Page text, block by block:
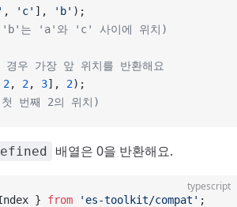
, 'c' ], 'b' );
는 'a'와 'c' 사이에 위치)
우 가장 앞 위치를 반환해요
2, 2, 3], 2);
번째 2의 위치)
배열은 0을 반환해요.
typescript
} from 'es-toolkit/compat' ;